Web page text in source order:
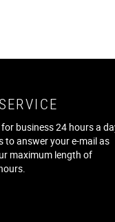
business 24 hours a
to answer your e-mail as
maximum length of